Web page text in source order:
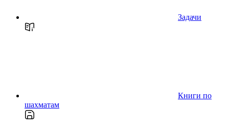
Задачи
Книги по
шахматам